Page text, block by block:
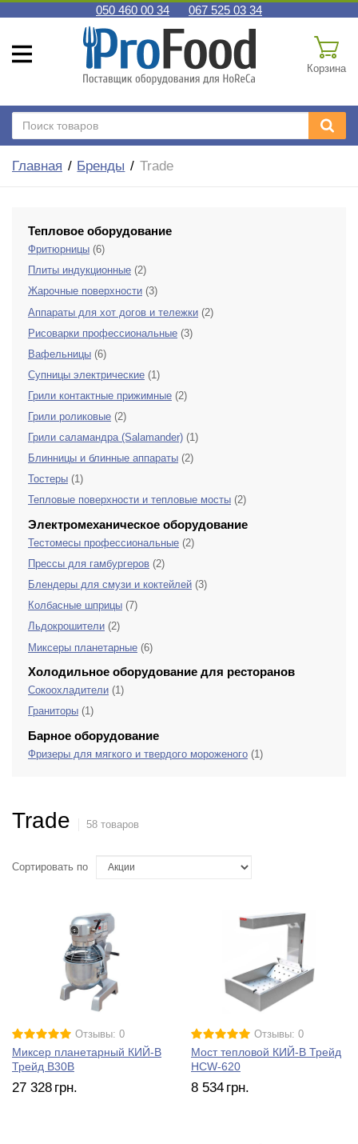
050 460 00 34 067 525 03 34
Корзина
Главная Бренды Trade
Тепловое оборудование
Фритюрницы (6)
Плиты индукционные (2)
Жарочные поверхности (3)
Аппараты для хот догов и тележки (2)
Рисоварки профессиональные (3)
Вафельницы (6)
Супницы электрические (1)
Грили контактные прижимные (2)
Грили роликовые (2)
Грили саламандра (Salamander) (1)
Блинницы и блинные аппараты (2)
Тостеры (1)
Тепловые поверхности и тепловые мосты (2)
Электромеханическое оборудование
Тестомесы профессиональные (2)
Прессы для гамбургеров (2)
Блендеры для смузи и коктейлей (3)
Колбасные шприцы (7)
Льдокрошители (2)
Миксеры планетарные (6)
Холодильное оборудование для ресторанов
Сокоохладители (1)
Граниторы (1)
Барное оборудование
Фризеры для мягкого и твердого мороженого (1)
Trade 58 товаров
Сортировать по
Отзывы: 0
Миксер планетарный КИЙ-В
Трейд B30B
27 328 грн.
Отзывы: 0
Мост тепловой КИЙ-В Трейд
HCW-620
8 534 грн.